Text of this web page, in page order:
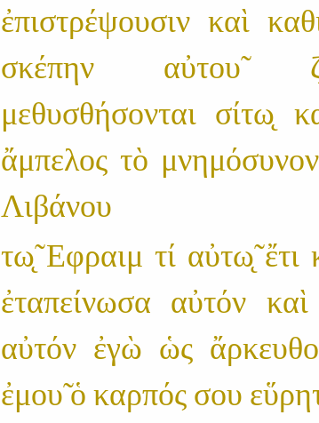
ἐπιστρέψουσιν καὶ
σκέπην αὐτου̃
μεθυσθήσονται σίτω̨
ἄμπελος τὸ
Λιβάνου
τω̨̃ Εφραιμ τί αὐτω̨̃ ἔτι
ἐταπείνωσα αὐτόν
αὐτόν ἐγὼ ὡς
ἐμου̃ ὁ καρπός σου